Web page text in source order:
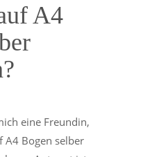
A4
eine Freundin,
A4 Bogen selber